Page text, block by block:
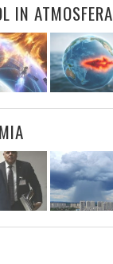
IN ATMOSFERA